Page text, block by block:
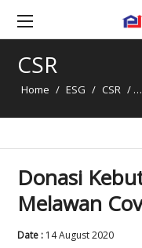
CSR
Home / ESG / CSR /
2019
2017
2016
Donasi
Melawan
Date : 14 August 2020